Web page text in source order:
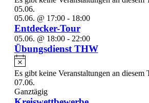
05.06.
05.06. @ 17:00- 18:00
Entdecker-Tour
05.06. @ 18:00- 22:00
Übungsdienst THW
Hinweis
Es gibt keine Veranstaltungen an diesem
07.06.
Ganztägig